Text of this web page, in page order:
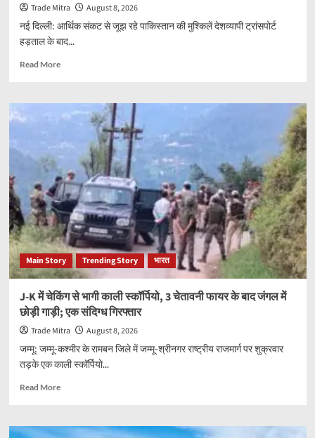
की
सरकार
की
स्थिति
Trade Mitra
August 8, 2026
नई दिल्ली: आर्थिक संकट से जूझ रहे पाकिस्तान की मुश्किलें देशव्यापी ट्रांसपोर्ट
हड़ताल के बाद...
Read MoreRead
टोल-
टैक्स
राहत
तो
तेल
सप्लाई
पर
संकट!
पाकिस्तान
में
ट्रांसपोर्टरों
की
अनिश्चितकालीन
हड़ताल
से
बढ़ी
सरकार
की
चिंता
Main Story Trending Story भारत
J-K में चेकिंग से भागी काली स्कॉर्पियो, 3 चेतावनी फायर के बाद जंगल में
छोड़ी गाड़ी; एक संदिग्ध गिरफ्तार
Trade Mitra
August 8, 2026
जम्मू: जम्मू-कश्मीर के रामबन जिले में जम्मू-श्रीनगर राष्ट्रीय राजमार्ग पर शुक्रवार
तड़के एक काली स्कॉर्पियो...
Read MoreRead
J-